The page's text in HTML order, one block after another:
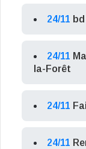
24/11
24/11
la-Forêt
24/11
24/11